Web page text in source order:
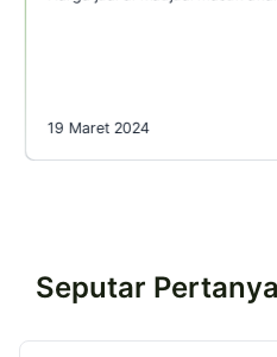
19 Maret 2024
Seputar